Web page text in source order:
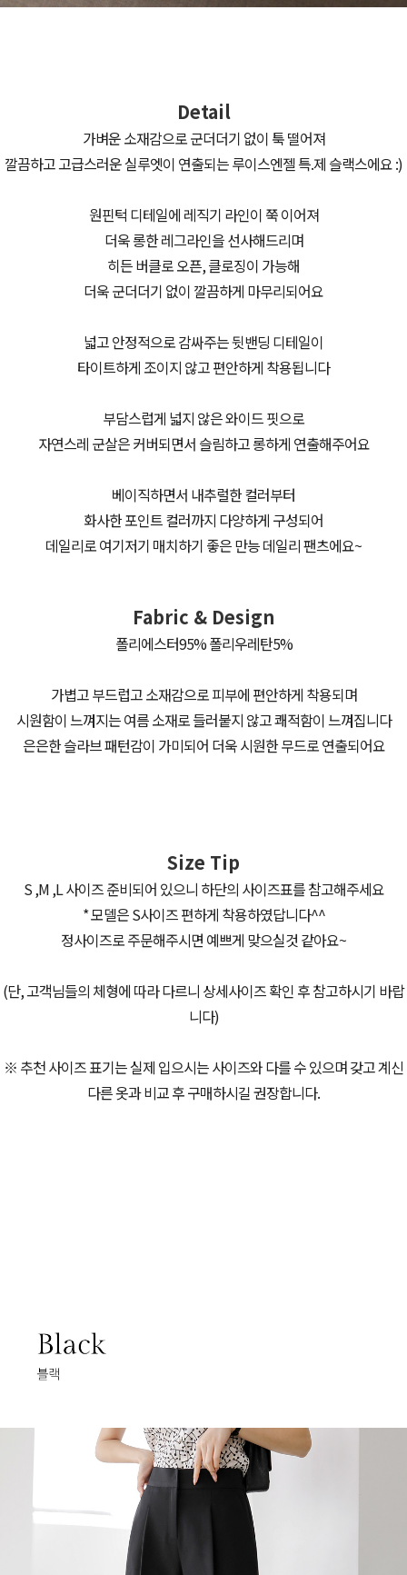
Detail
가벼운 소재감으로 군더더기 없이 툭 떨어져
깔끔하고 고급스러운 실루엣이 연출되는 루이스엔젤 특.제 슬랙스에요 :)
원핀턱 디테일에 레직기 라인이 쭉 이어져
더욱 롱한 레그라인을 선사해드리며
히든 버클로 오픈, 클로징이 가능해
더욱 군더더기 없이 깔끔하게 마무리되어요
넓고 안정적으로 감싸주는 뒷밴딩 디테일이
타이트하게 조이지 않고 편안하게 착용됩니다
부담스럽게 넓지 않은 와이드 핏으로
자연스레 군살은 커버되면서 슬림하고 롱하게 연출해주어요
베이직하면서 내추럴한 컬러부터
화사한 포인트 컬러까지 다양하게 구성되어
데일리로 여기저기 매치하기 좋은 만능 데일리 팬츠에요~
Fabric & Design
폴리에스터95% 폴리우레탄5%
가볍고 부드럽고 소재감으로 피부에 편안하게 착용되며
시원함이 느껴지는 여름 소재로 들러붙지 않고 쾌적함이 느껴집니다
은은한 슬라브 패턴감이 가미되어 더욱 시원한 무드로 연출되어요
Size Tip
S ,M ,L 사이즈 준비되어 있으니 하단의 사이즈표를 참고해주세요
* 모델은 S사이즈 편하게 착용하였답니다^^
정사이즈로 주문해주시면 예쁘게 맞으실것 같아요~
(단, 고객님들의 체형에 따라 다르니 상세사이즈 확인 후 참고하시기 바랍
니다)
※ 추천 사이즈 표기는 실제 입으시는 사이즈와 다를 수 있으며 갖고 계신
다른 옷과 비교 후 구매하시길 권장합니다.